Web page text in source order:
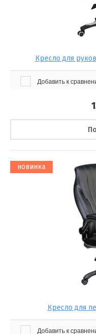
Кресло для
Добавить к
новинка
Кресло для
Добавить к